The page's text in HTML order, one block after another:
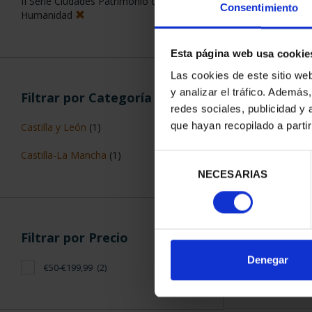
Consentimiento
Esta página web usa
Las cookies de este sitio
y analizar el tráfico.
redes sociales, publicidad y
que hayan recopilado a
consentimiento
NECESARIAS
Denegar
Humanidad
Filtrar por Categoría
Castilla y León (1)
Castilla-La Mancha (1)
Filtrar por Precio
€50-€199,99 (2)
CIUDADES
ORDENAR POR: